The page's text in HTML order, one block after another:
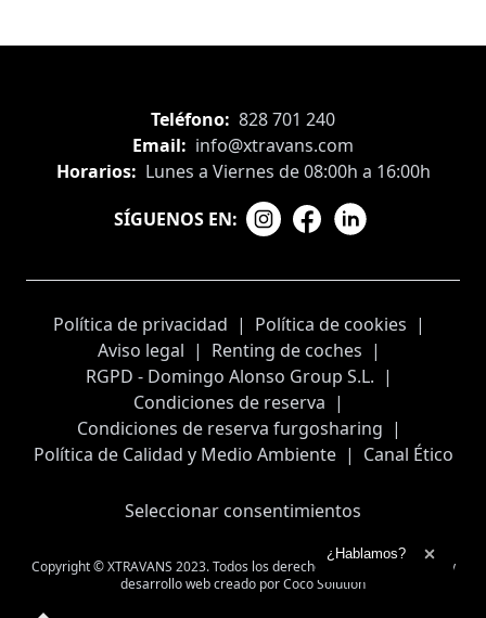
bloqueamos fianza. En los contratos de renting si hay
Teléfono: 828 701 240
Email: info@xtravans.com
Horarios: Lunes a Viernes de 08:00h a 16:00h
SÍGUENOS EN:
Política de privacidad | Política de cookies |
Aviso legal | Renting de coches |
RGPD - Domingo Alonso Group S.L. |
Condiciones de reserva |
Condiciones de reserva furgosharing |
Política de Calidad y Medio Ambiente | Canal Ético
Seleccionar consentimientos
Copyright © XTRAVANS 2023. Todos los derechos reservados
Diseño y
desarrollo web creado porCoco Solution
¿Hablamos?
Ampliar el texto
Cerrar